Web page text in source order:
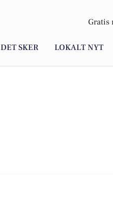
Gratis
DET SKER LOKALT NYT